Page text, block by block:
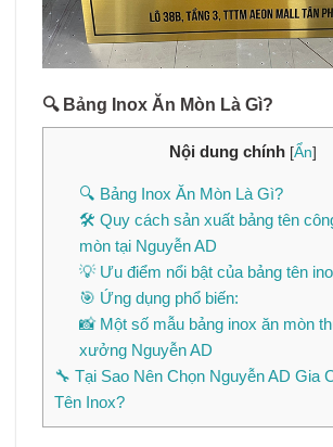
🔍 Bảng Inox Ăn Mòn Là Gì?
Nội dung chính [Ẩn]
🔍 Bảng Inox Ăn Mòn Là Gì?
🛠️ Quy cách sản xuất bảng tên
mòn tại Nguyễn AD
💡 Ưu điểm nổi bật của bảng tên
🎯 Ứng dụng phổ biến:
📸 Một số mẫu bảng inox ăn mòn
xưởng Nguyễn AD
🔧 Tại Sao Nên Chọn Nguyễn AD Gia
Tên Inox?